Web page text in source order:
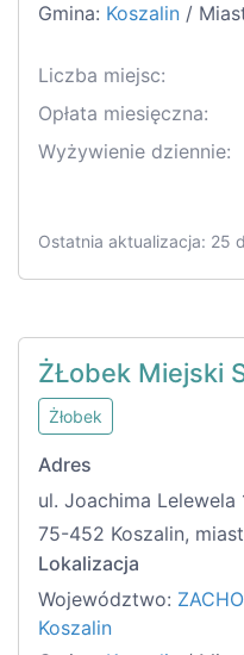
Gmina: Koszalin /
Liczba miejsc:
Opłata miesięczna:
Wyżywienie dziennie:
Ostatnia aktualizacja: 25
ŻŁobek Miejski
Żłobek
Adres
ul. Joachima Lelewela
75-452 Koszalin,
Lokalizacja
Województwo:
Koszalin